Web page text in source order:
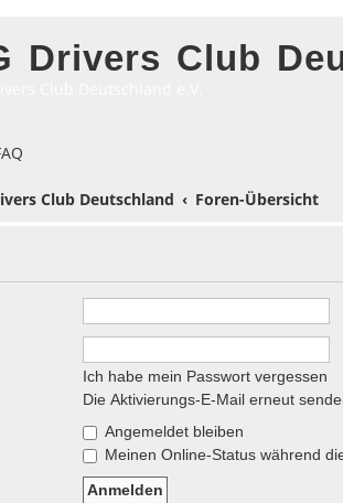
Drivers Club
Club Deutschland Foren-Übersicht
Ich habe mein Passwort vergessen
Die Aktivierungs-E-Mail erneut
Angemeldet bleiben
Meinen Online-Status während